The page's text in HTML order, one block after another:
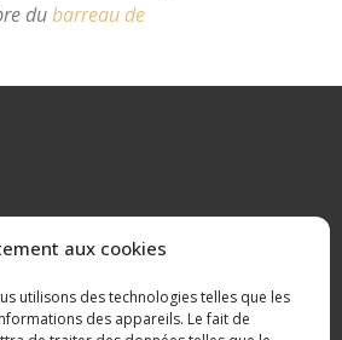
aux cookies
utilisons des technologies telles que les
des appareils. Le fait de
dubarreau de